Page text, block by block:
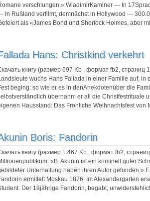
verschlungen.» WladimirKaminer — In
In Rußland verfilmt, demnächst in Hollywood —
als «James Bond und Sherlock Holmes, aber
Hans: Christkind verkehrt
книгу (размер 697 Kb , формат fb2, страниц
wuchs Hans Fallada in einer Familie auf, in
beging: so wie er es in denAnekdotenüber die
übernahm er all die Christfestrituale
Hausstand: Das Fröhliche Weihnachtsfest von
Boris: Fandorin
книгу (размер 1 467 Kb , формат fb2, страниц
«B. Akunin ist ein kriminell guter
Unterhaltung haben ihren Autor gefunden.»
ermittelt Moskau 1876: Im Alexandergarten
Der 19jährige Fandorin, begabt,